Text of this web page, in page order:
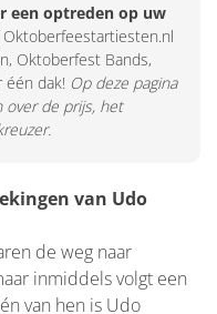
een optreden op uw
Oktoberfest Bands,
één dak! Op deze pagina
over de prijs, het
van Udo
de weg naar
inmiddels volgt een
van hen is Udo